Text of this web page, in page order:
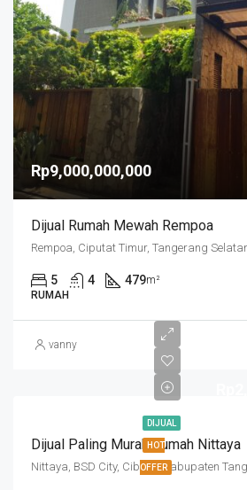
Rp9,000,000,000
Dijual Rumah Mewah Rempoa
Rempoa, Ciputat Timur, Tangerang
5 4 479m²
RUMAH
vanny
DIJUAL
HOT
OFFER
Dijual Paling Murah Rumah Nittaya